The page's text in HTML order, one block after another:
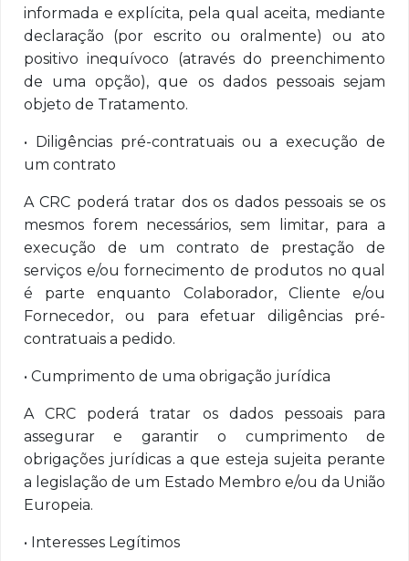
informada e explícita, pela qual aceita, mediante
declaração (por escrito ou oralmente) ou ato
positivo inequívoco (através do preenchimento
de uma opção), que os dados pessoais sejam
objeto de Tratamento.
• Diligências pré-contratuais ou a execução de
um contrato
A CRC poderá tratar dos os dados pessoais se os
mesmos forem necessários, sem limitar, para a
execução de um contrato de prestação de
serviços e/ou fornecimento de produtos no qual
é parte enquanto Colaborador, Cliente e/ou
Fornecedor, ou para efetuar diligências pré-
contratuais a pedido.
• Cumprimento de uma obrigação jurídica
A CRC poderá tratar os dados pessoais para
assegurar e garantir o cumprimento de
obrigações jurídicas a que esteja sujeita perante
a legislação de um Estado Membro e/ou da União
Europeia.
• Interesses Legítimos